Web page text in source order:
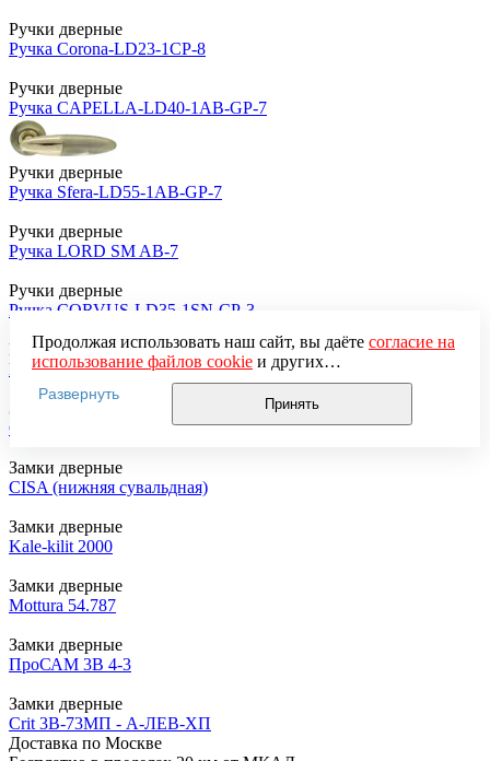
Ручки дверные
Ручка Corona-LD23-1CP-8
Ручки дверные
Ручка CAPELLA-LD40-1AB-GP-7
Ручки дверные
Ручка Sfera-LD55-1AB-GP-7
Ручки дверные
Ручка LORD SM AB-7
Ручки дверные
Ручка CORVUS-LD35-1SN-CP-3
Ручки дверные
Ручка CORVUS-LD35-1SG-CP-1
Замки дверные
CISA 11610
Замки дверные
CISA (нижняя сувальдная)
Замки дверные
Kale-kilit 2000
Замки дверные
Mottura 54.787
Замки дверные
ПроСАМ 3В 4-3
Замки дверные
Crit 3В-73МП - А-ЛЕВ-ХП
Доставка по Москве
Продолжая использовать наш сайт, вы даёте согласие на
использование файлов cookieи других
пользовательских данных (включая IP-адрес, сведения о
местоположении, устройстве, действиях на сайте и т. п.)
для функционирования сайта, проведения
Яндекс.Метрика), в соответствии с нашей
обработки персональных данных.
настройте ограничения в браузере или покиньте сайт.
Развернуть
Принять